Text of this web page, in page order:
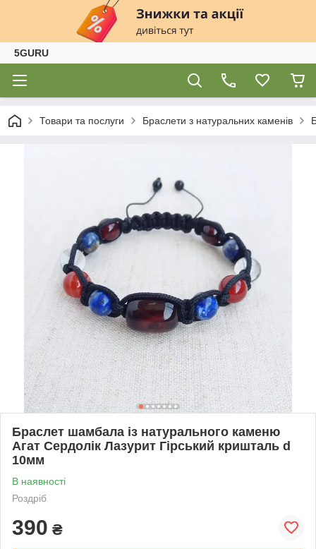
5GURU
Товари та послуги Браслети з натуральних каменів
Браслет шамбала із натурального каменю
Агат Сердолік Лазурит Гірський кришталь d
10мм
В наявності
Роздріб
390 ₴